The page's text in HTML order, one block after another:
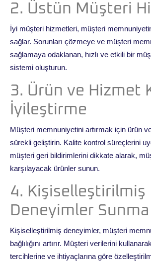
2. Üstün Müşteri
İyi müşteri hizmetleri, müşteri
sağlar. Sorunları çözmeye ve müşteri
sağlamaya odaklanan, hızlı ve etkili bir
sistemi oluşturun.
3. Ürün ve Hizmet
İyileştirme
Müşteri memnuniyetini artırmak için ürün
sürekli geliştirin. Kalite kontrol süreçlerini
müşteri geri bildirimlerini dikkate alarak,
karşılayacak ürünler sunun.
4. Kişiselleştirilmiş
Deneyimler Sunma
Kişiselleştirilmiş deneyimler, müşteri
bağlılığını artırır. Müşteri verilerini
tercihlerine ve ihtiyaçlarına göre